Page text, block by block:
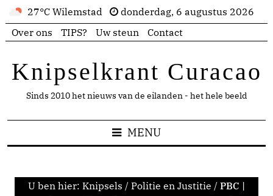
27°C Wilemstad
donderdag, 6 augustus 2026
Over ons
TIPS? Uw steun Contact
Knipselkrant Curacao
Sinds 2010 het nieuws van de eilanden - het hele beeld
MENU
U ben hier: Knipsels / Politie en Justitie / PBC |